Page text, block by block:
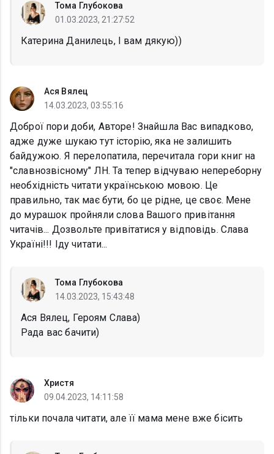
Тома Глубокова
01.03.2023, 21:27:52
Катерина Данилець, I вам дякую))
Ася Вялец
14.03.2023, 03:55:16
Доброї пори доби, Авторе! Знайшла Вас випадково,
адже дуже шукаю тут історію, яка не залишить
байдужою. Я перелопатила, перечитала гори книг на
"славнозвісному" ЛН. Та тепер відчуваю непереборну
необхідність читати українською мовою. Це
правильно, так має бути, бо це рідне, це своє. Мене
до мурашок пройняли слова Вашого привітання
читачів... Дозвольте привітатися у відповідь. Слава
Україні!!! Іду читати...
Тома Глубокова
14.03.2023, 15:43:48
Ася Вялец, Героям Слава)
Рада вас бачити)
Христя
09.04.2023, 14:11:58
тільки почала читати, але її мама мене вже бісить